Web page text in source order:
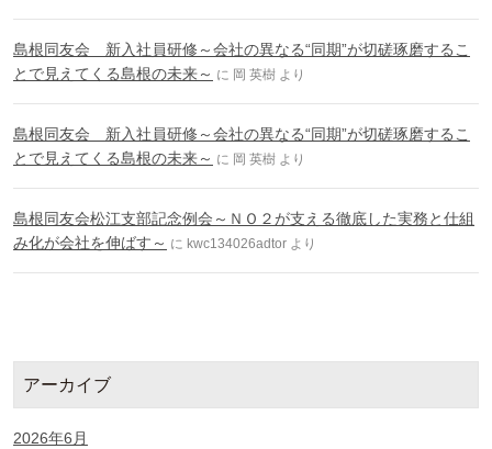
島根同友会 新入社員研修～会社の異なる“同期”が切磋琢磨するこ
とで見えてくる島根の未来～ に 岡 英樹 より
島根同友会 新入社員研修～会社の異なる“同期”が切磋琢磨するこ
とで見えてくる島根の未来～ に 岡 英樹 より
島根同友会松江支部記念例会～ＮＯ２が支える徹底した実務と仕組
み化が会社を伸ばす～ に kwc134026adtor より
アーカイブ
2026年6月